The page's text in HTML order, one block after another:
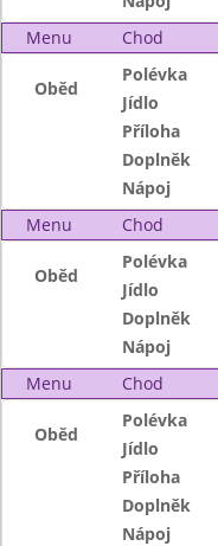
Menu
Chod
Oběd
Polévka
Jídlo
Příloha
Doplněk
Nápoj
Menu
Chod
Oběd
Polévka
Jídlo
Doplněk
Nápoj
Menu
Chod
Oběd
Polévka
Jídlo
Příloha
Doplněk
Nápoj